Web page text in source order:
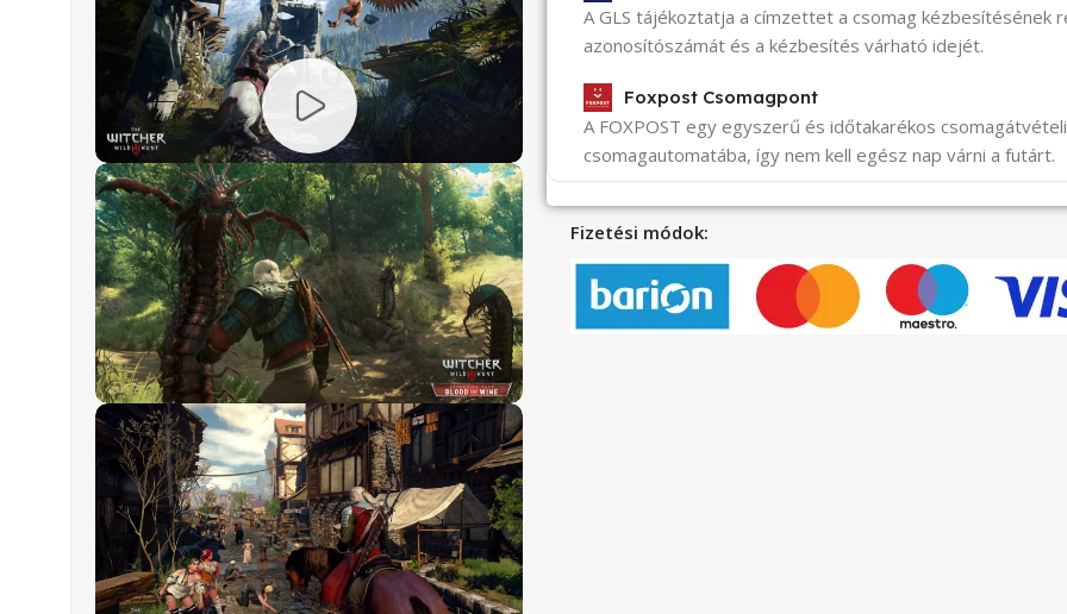
A GLS tájékoztatja a címzettet a csomag kézbesítésének
azonosítószámát és a kézbesítés várható idejét.
Foxpost Csomagpont
A FOXPOST egy egyszerű és időtakarékos
csomagautomatába, így nem kell egész nap várni a futárt.
Fizetési módok: